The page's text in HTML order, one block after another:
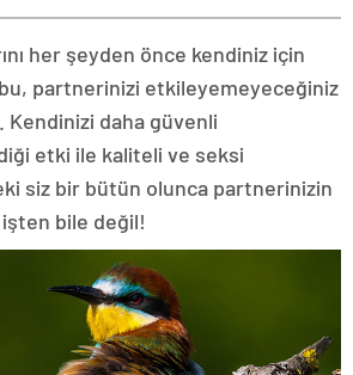
her şeyden önce kendiniz için
bu, partnerinizi etkileyemeyeceğiniz
Kendinizi daha güvenli
etki ile kaliteli ve seksi
siz bir bütün olunca partnerinizin
işten bile değil!